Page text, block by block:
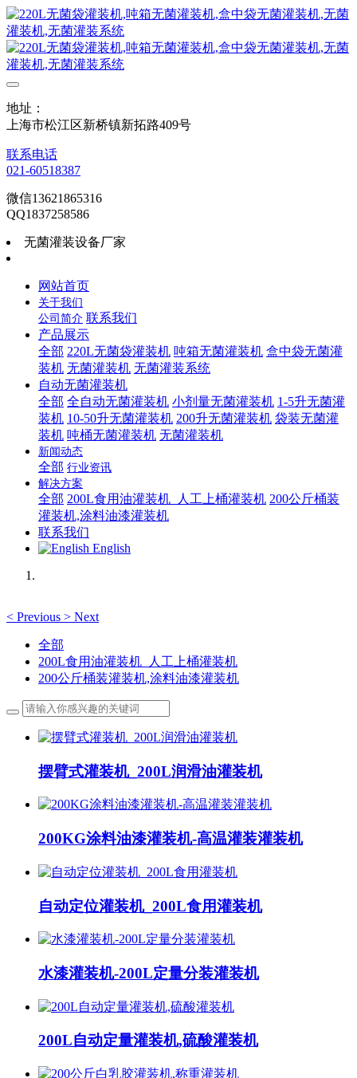
地址：
上海市松江区新桥镇新拓路409号
联系电话
021-60518387
微信13621865316
QQ1837258586
无菌灌装设备厂家
网站首页
关于我们
公司简介 联系我们
产品展示
全部 220L无菌袋灌装机 吨箱无菌灌装机 盒中袋无菌灌
装机 无菌灌装机 无菌灌装系统
自动无菌灌装机
全部 全自动无菌灌装机 小剂量无菌灌装机 1-5升无菌灌
装机 10-50升无菌灌装机 200升无菌灌装机 袋装无菌灌
装机 吨桶无菌灌装机 无菌灌装机
新闻动态
全部 行业资讯
解决方案
全部 200L食用油灌装机_人工上桶灌装机 200公斤桶装
灌装机,涂料油漆灌装机
联系我们
English
< Previous > Next
全部
200L食用油灌装机_人工上桶灌装机
200公斤桶装灌装机,涂料油漆灌装机
摆臂式灌装机_200L润滑油灌装机
200KG涂料油漆灌装机-高温灌装灌装机
自动定位灌装机_200L食用灌装机
水漆灌装机-200L定量分装灌装机
200L自动定量灌装机,硫酸灌装机